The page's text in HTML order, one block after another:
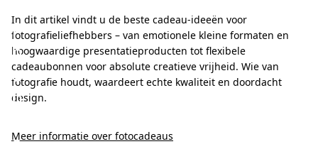
f
h
e
b
e
In dit artikel vindt u de beste cadeau-ideeën voor
fotografieliefhebbers – van emotionele kleine formaten en
hoogwaardige presentatieproducten tot flexibele
cadeaubonnen voor absolute creatieve vrijheid. Wie van
fotografie houdt, waardeert echte kwaliteit en doordacht
design.
Meer informatie over fotocadeaus